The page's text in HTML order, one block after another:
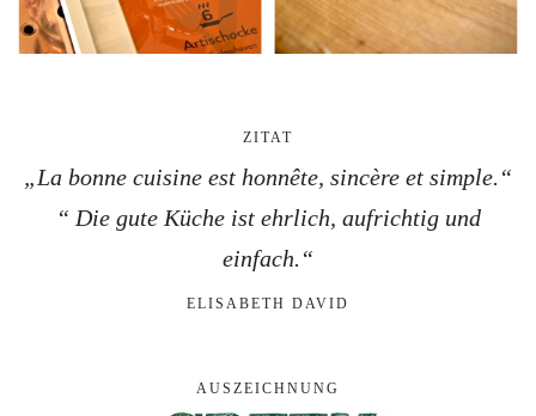
ZITAT
„La bonne cuisine est honnête, sincère et simple.“
“ Die gute Küche ist ehrlich, aufrichtig und
einfach.“
ELISABETH DAVID
AUSZEICHNUNG